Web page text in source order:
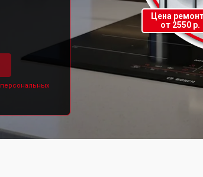
персональных
Цена
от 2550 р.